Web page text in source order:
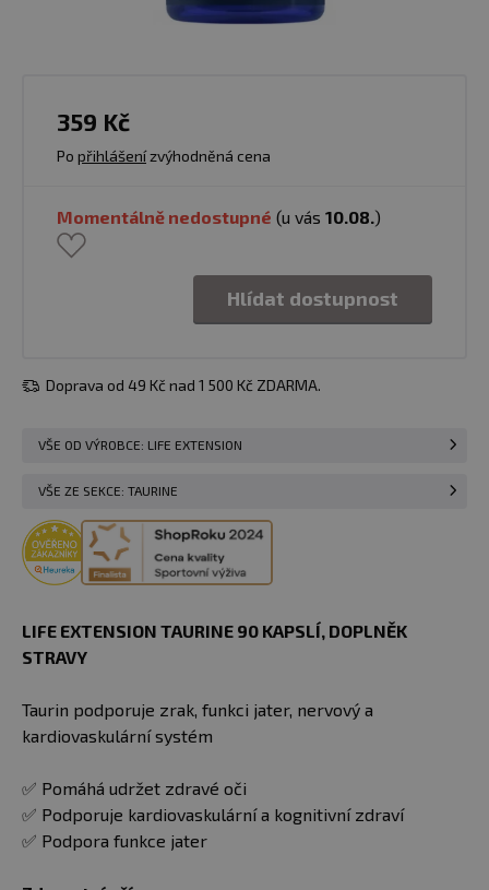
359 Kč
Po přihlášenízvýhodněná cena
Momentálně nedostupné (u vás 10.08.)
Hlídat dostupnost
Doprava od 49 Kč nad 1 500 Kč ZDARMA.
VŠE OD VÝROBCE: LIFE EXTENSION
VŠE ZE SEKCE: TAURINE
LIFE EXTENSION TAURINE 90 KAPSLÍ​​​​, DOPLNĚK
STRAVY
Taurin podporuje zrak, funkci jater, nervový a
kardiovaskulární systém
✅ Pomáhá udržet zdravé oči
✅ Podporuje kardiovaskulární a kognitivní zdraví
✅ Podpora funkce jater